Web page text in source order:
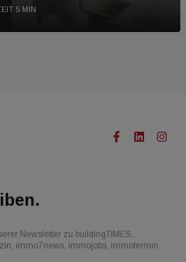
5 MIN
Newsletter zu buildingTIMES,
immo7news, immojobs, immotermin